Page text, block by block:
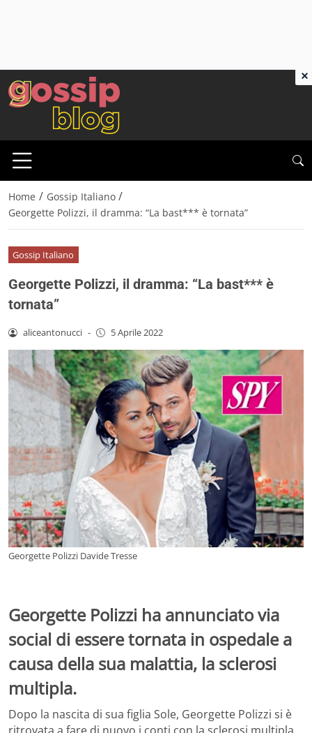
Home / Gossip Italiano /
Georgette Polizzi, il dramma: “La bast*** è tornata”
Gossip Italiano
Georgette Polizzi, il dramma: “La bast*** è
tornata”
aliceantonucci - 5 Aprile 2022
Georgette Polizzi Davide Tresse
Georgette Polizzi ha annunciato via
social di essere tornata in ospedale a
causa della sua malattia, la sclerosi
multipla.
Dopo la nascita di sua figlia Sole, Georgette Polizzi si è
×